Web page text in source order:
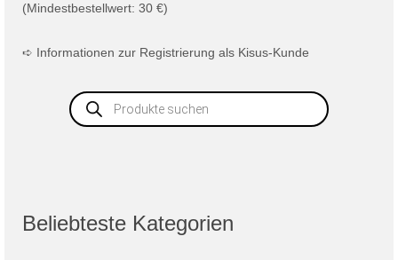
(Mindestbestellwert: 30 €)
➪ Informationen zur Registrierung als Kisus-Kunde
Products
search
Beliebteste Kategorien